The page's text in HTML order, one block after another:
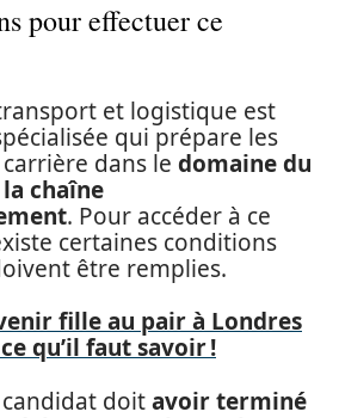
pour effectuer ce
et logistique est
qui prépare les
dans le domaine du
chaîne
. Pour accéder à ce
certaines conditions
être remplies.
fille au pair à Londres
qu’il faut savoir !
candidat doitavoir terminé